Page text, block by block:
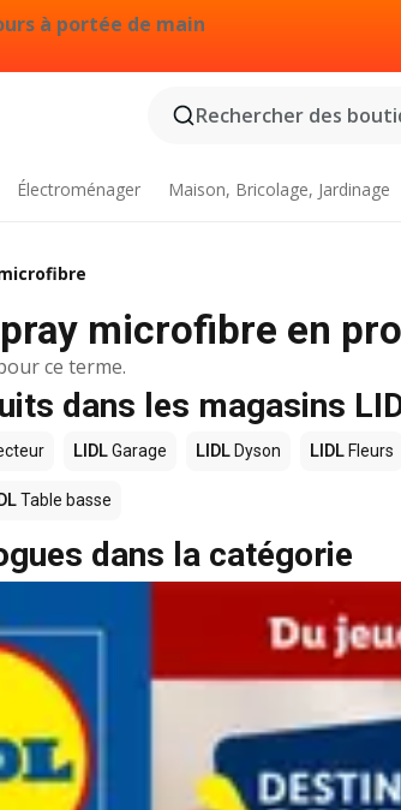
à portée de main
Rechercher des
Électroménager Maison, Bricolage, Jardinage
microfibre en
ce terme.
dans les magasins
LIDLGarage LIDL Dyson LIDL Fleurs
Table basse
dans la catégorie